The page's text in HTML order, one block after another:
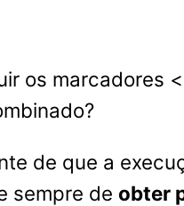
os marcadores
de que a
sempre de obter